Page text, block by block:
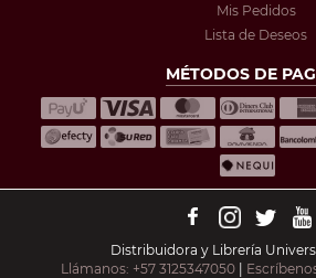
Mis Pedidos
Lista de Deseos
MÉTODOS DE
Distribuidora y Librería
Llámanos: +57 3125347050 |